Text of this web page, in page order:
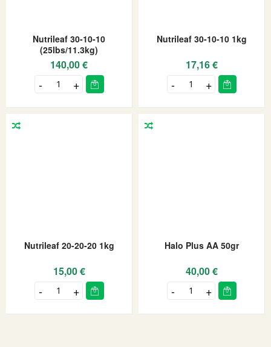
Nutrileaf 30-10-10
(25lbs/11.3kg)
140,00 €
Nutrileaf 30-10-10 1kg
17,16 €
Nutrileaf 20-20-20 1kg
15,00 €
Halo Plus AA 50gr
40,00 €